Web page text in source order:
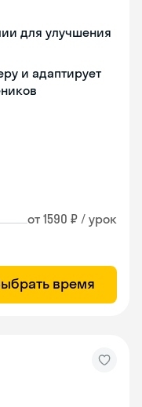
для улучшения
и адаптирует
от 1590 ₽ / урок
время